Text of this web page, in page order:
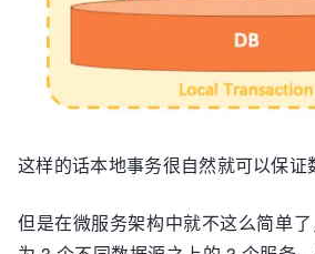
这样的话本地事务很自然就可以保证
但是在微服务架构中就不这么简单